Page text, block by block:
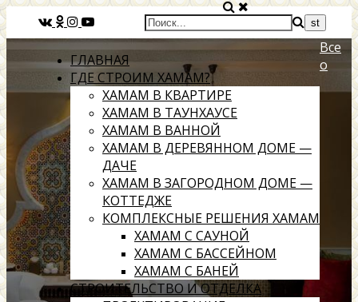
ГЛАВНАЯ
ГДЕ СТРОИМ ХАМАМ?
ХАМАМ В КВАРТИРЕ
ХАМАМ В ТАУНХАУСЕ
ХАМАМ В ВАННОЙ
ХАМАМ В ДЕРЕВЯННОМ ДОМЕ —
ДАЧЕ
ХАМАМ В ЗАГОРОДНОМ ДОМЕ —
КОТТЕДЖЕ
КОМПЛЕКСНЫЕ РЕШЕНИЯ ХАМАМ
ХАМАМ С САУНОЙ
ХАМАМ С БАССЕЙНОМ
ХАМАМ С БАНЕЙ
СТРОИТЕЛЬСТВО И ОТДЕЛКА
Все
о